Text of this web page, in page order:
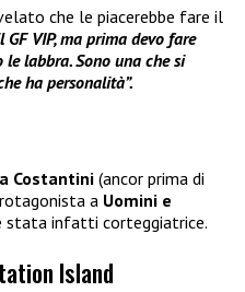
che le piacerebbe fare il
GF VIP, ma prima devo fare
labbra. Sono una che si
ha personalità”.
Costantini (ancor prima di
a Uomini e
stata infatti corteggiatrice.
Island